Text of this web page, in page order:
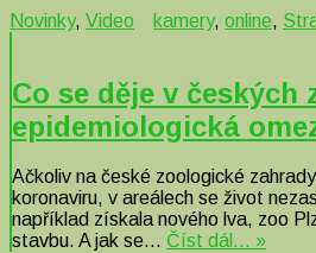
Novinky, Video kamery, online,
Co se děje v českých
epidemiologická
Ačkoliv na české zoologické
koronaviru, v areálech se život
například získala nového lva, zoo
stavbu. A jak se… Číst dál… »